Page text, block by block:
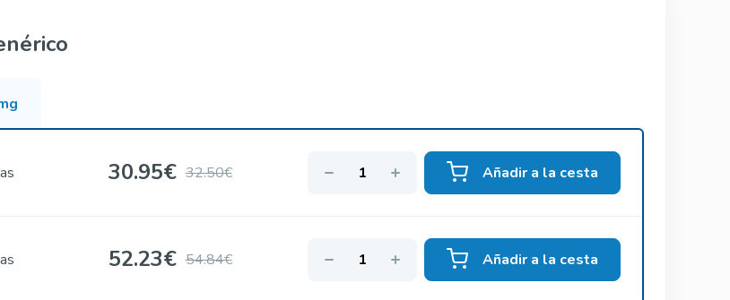
30.95€ 32.50€ Añadir a la cesta
52.23€ 54.84€ Añadir a la cesta